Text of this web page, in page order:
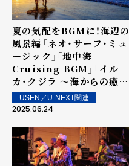
夏の気配をBGMに！海辺の
風景編――「ネオ・サーフ・ミュ
ージック」「地中海
Cruising BGM」「イル
カ・クジラ ～海からの癒し
～」USEN／U-NEXT関連
2025.06.24